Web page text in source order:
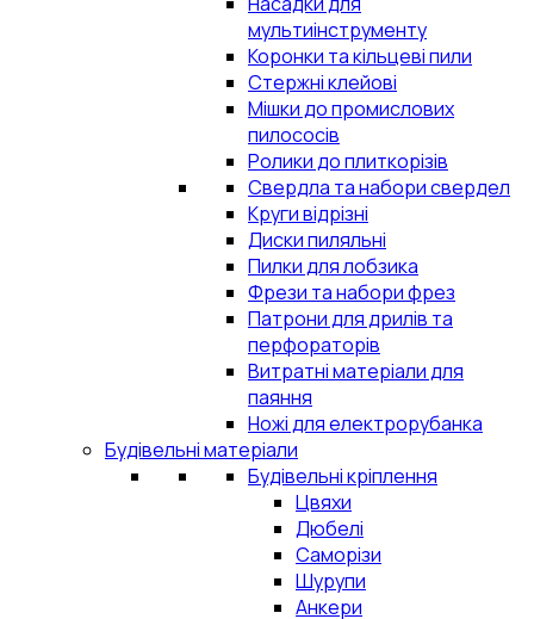
мультиінструменту
Коронки та кільцеві пили
Стержні клейові
Мішки до промислових
пилососів
Ролики до плиткорізів
Свердла та набори свердел
Круги відрізні
Диски пиляльні
Пилки для лобзика
Фрези та набори фрез
Патрони для дрилів та
перфораторів
Витратні матеріали для
паяння
Ножі для електрорубанка
Будівельні матеріали
Будівельні кріплення
Цвяхи
Дюбелі
Саморізи
Шурупи
Анкери